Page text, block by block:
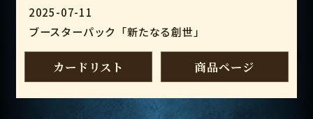
2025-07-11
ブースターパック「新たなる創世」
カードリスト 商品ページ